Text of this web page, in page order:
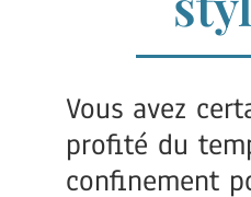
Vous avez
profité du
confinement